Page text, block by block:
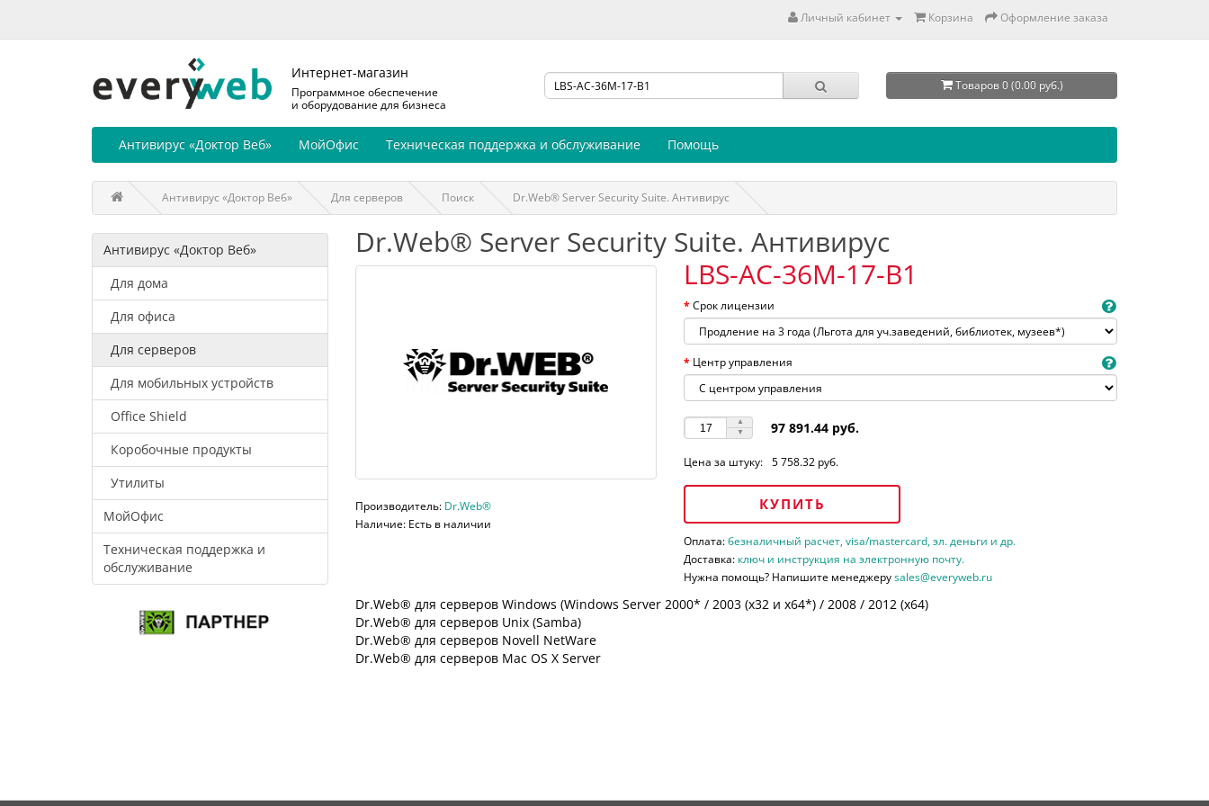
Личный кабинет Корзина Оформление заказа
Интернет-магазин
Программное обеспечение
и оборудование для бизнеса
Товаров 0 (0.00 руб.)
Антивирус «Доктор Веб» МойОфис Техническая поддержка и обслуживание Помощь
Антивирус «Доктор Веб» Для серверов Поиск Dr.Web® Server Security Suite. Антивирус
Антивирус «Доктор Веб»
Для дома
Для офиса
Для серверов
Для мобильных устройств
Office Shield
Коробочные продукты
Утилиты
МойОфис
Техническая поддержка и
обслуживание
Dr.Web® Server Security Suite. Антивирус
Производитель: Dr.Web®
Наличие: Есть в наличии
LBS-AC-36M-17-B1
Срок лицензии
Центр управления
97 891.44 руб.
Цена за штуку: 5 758.32 руб.
КУПИТЬ
Оплата:безналичный расчет, visa/mastercard, эл. деньги и др.
Доставка: ключ и инструкция на электронную почту.
Нужна помощь? Напишите менеджеруsales@everyweb.ru
Dr.Web® для серверов Windows (Windows Server 2000* / 2003 (х32 и х64*) / 2008 / 2012 (х64)
Dr.Web® для серверов Unix (Samba)
Dr.Web® для серверов Novell NetWare
Dr.Web® для серверов Mac OS X Server